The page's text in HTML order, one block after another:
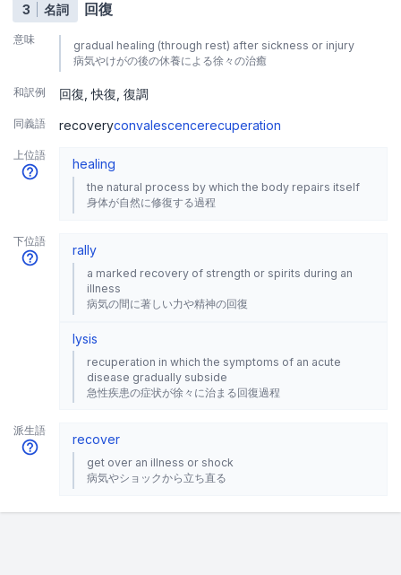
3 名詞 回復
意味
gradual healing (through rest) after sickness or injury
病気やけがの後の休養による徐々の治癒
和訳例 回復 快復 復調
同義語 recoveryconvalescencerecuperation
上位語
healing
the natural process by which the body repairs itself
身体が自然に修復する過程
下位語
rally
a marked recovery of strength or spirits during an
illness
病気の間に著しい力や精神の回復
lysis
recuperation in which the symptoms of an acute
disease gradually subside
急性疾患の症状が徐々に治まる回復過程
派生語
recover
get over an illness or shock
病気やショックから立ち直る